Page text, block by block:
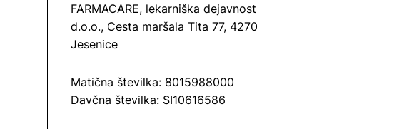
FARMACARE, lekarniška dejavnost
d.o.o., Cesta maršala Tita 77, 4270
Jesenice
Matična številka: 8015988000
Davčna številka: SI10616586